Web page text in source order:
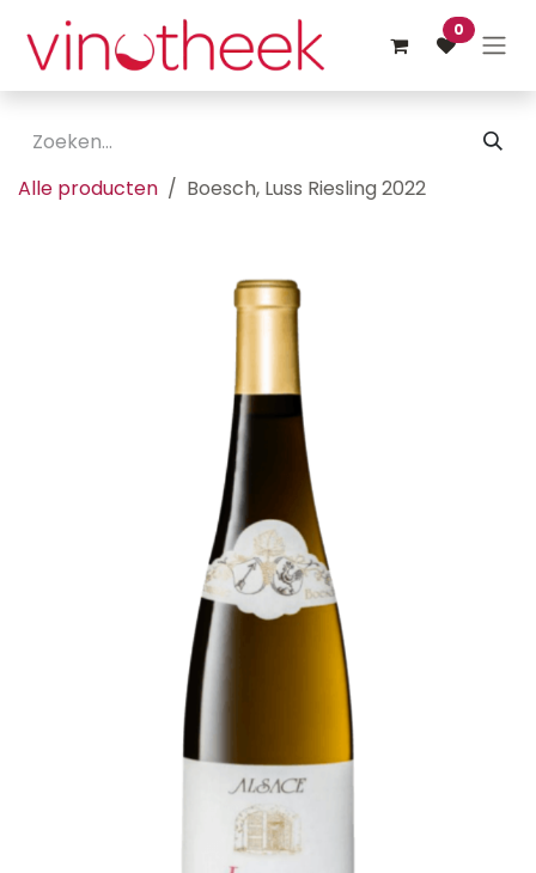
Overslaan naar inhoud
0
Alle producten Boesch, Luss Riesling 2022